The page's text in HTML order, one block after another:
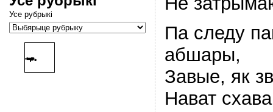
Усе рубрыкі
Па следу
абшары,
Завые, як
Нават